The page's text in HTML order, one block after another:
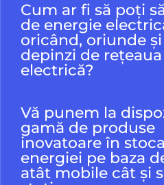
Cum ar fi să poți
de energie
oricând, oriunde și
depinzi de rețeaua
electrică?
Vă punem la
gamă de produse
inovatoare în
energiei pe baza
atât mobile cât și